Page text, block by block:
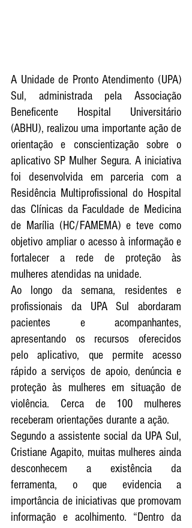
A Unidade de Pronto Atendimento (UPA)
Sul, administrada pela Associação
Beneficente Hospital Universitário
(ABHU), realizou uma importante ação de
orientação e conscientização sobre o
aplicativo SP Mulher Segura. A iniciativa
foi desenvolvida em parceria com a
Residência Multiprofissional do Hospital
das Clínicas da Faculdade de Medicina
de Marília (HC/FAMEMA) e teve como
objetivo ampliar o acesso à informação e
fortalecer a rede de proteção às
mulheres atendidas na unidade.
Ao longo da semana, residentes e
profissionais da UPA Sul abordaram
pacientes e acompanhantes,
apresentando os recursos oferecidos
pelo aplicativo, que permite acesso
rápido a serviços de apoio, denúncia e
proteção às mulheres em situação de
violência. Cerca de 100 mulheres
receberam orientações durante a ação.
Segundo a assistente social da UPA Sul,
Cristiane Agapito, muitas mulheres ainda
desconhecem a existência da
ferramenta, o que evidencia a
importância de iniciativas que promovam
informação e acolhimento. “Dentro da